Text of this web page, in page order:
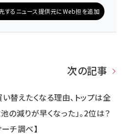
するニュース提供元にWeb担を追加
次の記事
替えたくなる理由、トップは全
の減りが早くなった」。2位は？
チ調べ】